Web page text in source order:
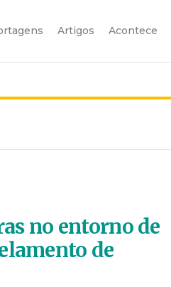
Artigos Acontece
no entorno de
de